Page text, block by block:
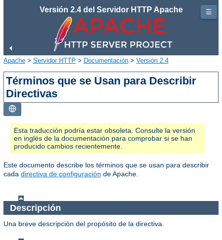
Versión 2.4 del Servidor HTTP Apache
Apache > Servidor HTTP > Documentación > Versión 2.4
Términos que se Usan para Describir
Directivas
Esta traducción podría estar obsoleta. Consulte la versión
en inglés de la documentación para comprobar si se han
producido cambios recientemente.
Este documento describe los términos que se usan para describir
cada directiva de configuración de Apache.
Descripción
Una breve descripción del propósito de la directiva.
☰